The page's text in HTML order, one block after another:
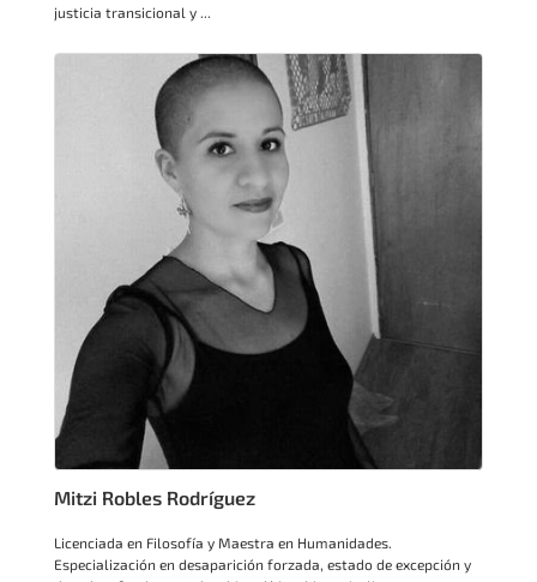
justicia transicional y ...
Mitzi Robles Rodríguez
Licenciada en Filosofía y Maestra en Humanidades.
Especialización en desaparición forzada, estado de excepción y